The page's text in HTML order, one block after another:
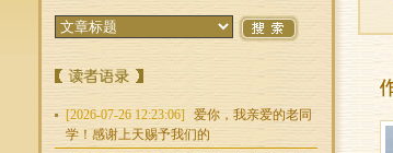
[2026-07-26 12:23:06]
爱你，我亲爱的老同
学！感谢上天赐予我们的